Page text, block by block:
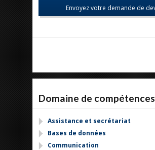
Domaine de compétences
Assistance et secrétariat
Bases de données
Communication